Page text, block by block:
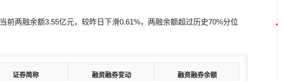
当前两融余额3.55亿元，较昨日下滑0.61%，两融余额超过历史70%分位
证券简称 融资融券变动 融资融券余额
证券简称 融资融券变动 融资融券余额